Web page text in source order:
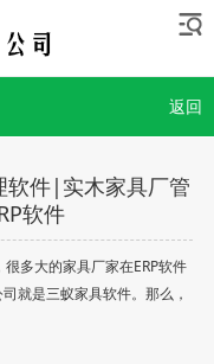
返回
软件|实木家具厂管
软件
多大的家具厂家在ERP软件
就是三蚁家具软件。那么，